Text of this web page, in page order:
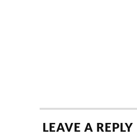
LEAVE A REPLY